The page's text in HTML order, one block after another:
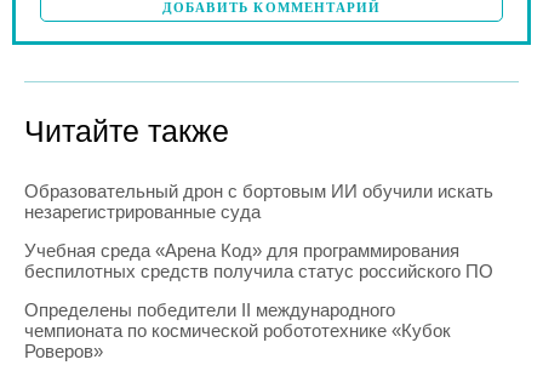
ДОБАВИТЬ КОММЕНТАРИЙ
Читайте также
Образовательный дрон с бортовым ИИ обучили искать
незарегистрированные суда
Учебная среда «Арена Код» для программирования
беспилотных средств получила статус российского ПО
Определены победители II международного
чемпионата по космической робототехнике «Кубок
Роверов»